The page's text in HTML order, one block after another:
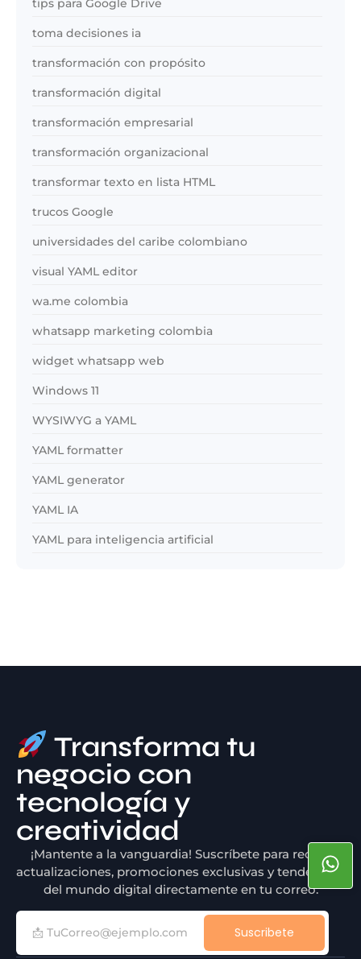
tips para Google Drive
toma decisiones ia
transformación con propósito
transformación digital
transformación empresarial
transformación organizacional
transformar texto en lista HTML
trucos Google
universidades del caribe colombiano
visual YAML editor
wa.me colombia
whatsapp marketing colombia
widget whatsapp web
Windows 11
WYSIWYG a YAML
YAML formatter
YAML generator
YAML IA
YAML para inteligencia artificial
Transforma tu
negocio con
tecnología y
creatividad
¡Mantente a la vanguardia! Suscríbete para recibir
actualizaciones, promociones exclusivas y tendencias
del mundo digital directamente en tu correo.
Suscribete